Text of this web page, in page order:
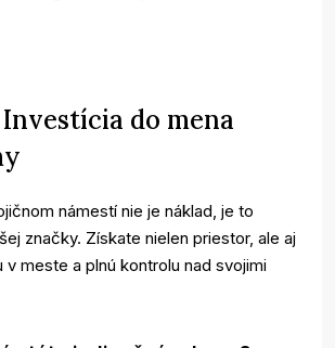
do mena
námestí nie je náklad, je to
značky. Získate nielen priestor, ale aj
v meste a plnú kontrolu nad svojimi